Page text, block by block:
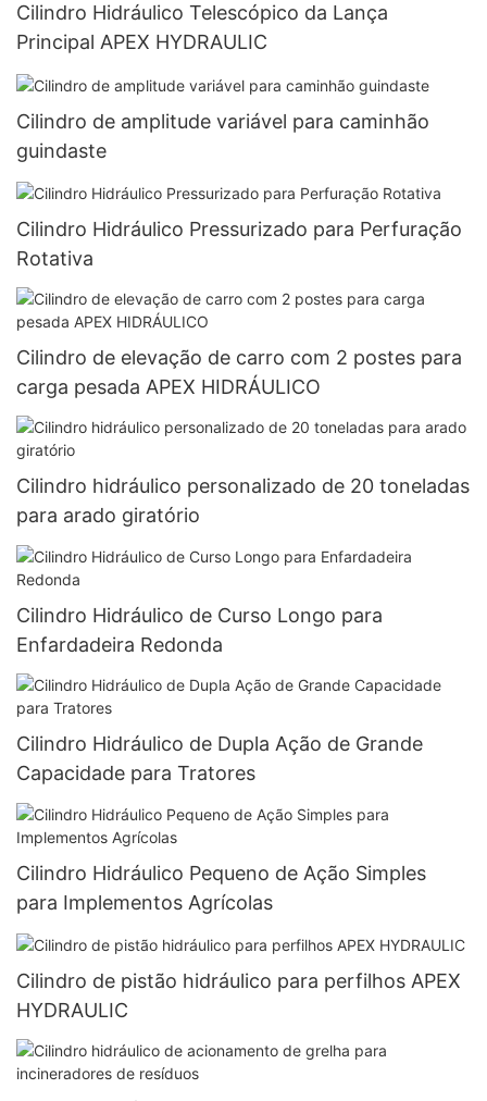
Cilindro Hidráulico Telescópico da Lança
Principal APEX HYDRAULIC
Cilindro de amplitude variável para caminhão
guindaste
Cilindro Hidráulico Pressurizado para Perfuração
Rotativa
Cilindro de elevação de carro com 2 postes para
carga pesada APEX HIDRÁULICO
Cilindro hidráulico personalizado de 20 toneladas
para arado giratório
Cilindro Hidráulico de Curso Longo para
Enfardadeira Redonda
Cilindro Hidráulico de Dupla Ação de Grande
Capacidade para Tratores
Cilindro Hidráulico Pequeno de Ação Simples
para Implementos Agrícolas
Cilindro de pistão hidráulico para perfilhos APEX
HYDRAULIC